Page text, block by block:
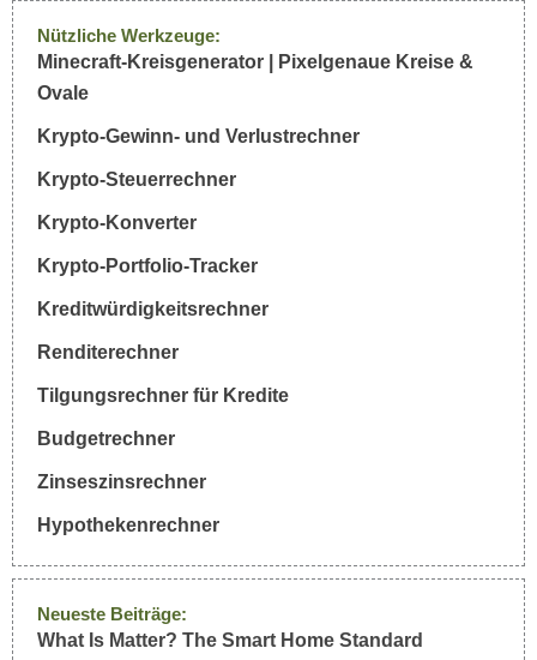
Nützliche Werkzeuge:
Minecraft-Kreisgenerator | Pixelgenaue Kreise &
Ovale
Krypto-Gewinn- und Verlustrechner
Krypto-Steuerrechner
Krypto-Konverter
Krypto-Portfolio-Tracker
Kreditwürdigkeitsrechner
Renditerechner
Tilgungsrechner für Kredite
Budgetrechner
Zinseszinsrechner
Hypothekenrechner
Neueste Beiträge:
What Is Matter? The Smart Home Standard